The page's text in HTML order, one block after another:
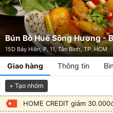
Bún Bò Huế Sông Hương -
15D Bảy Hiền, P. 11, Tân Bình, TP. HCM
Giao hàng Thông tin
+ Tạo nhóm
HOME CREDIT giảm